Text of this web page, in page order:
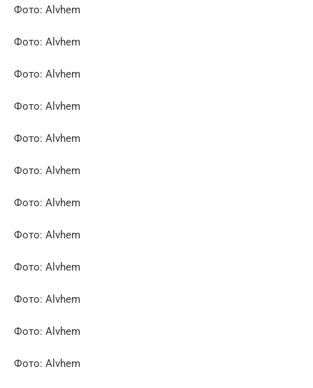
Фото: Alvhem
Фото: Alvhem
Фото: Alvhem
Фото: Alvhem
Фото: Alvhem
Фото: Alvhem
Фото: Alvhem
Фото: Alvhem
Фото: Alvhem
Фото: Alvhem
Фото: Alvhem
Фото: Alvhem